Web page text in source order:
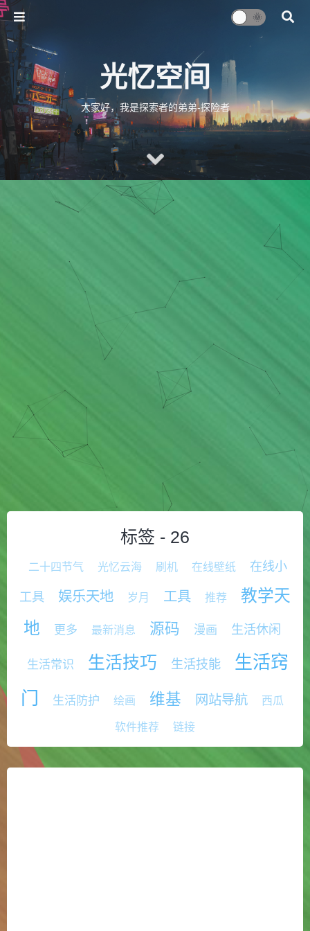
光忆空间
大家好，我是探索者的弟弟-探险者
标签 - 26
二十四节气 光忆云海 刷机 在线壁纸 在线小
工具 娱乐天地 岁月 工具 推荐
教学天
地
更多 最新消息 源码 漫画 生活休闲
生活常识 生活技巧 生活技能
生活窍
门
生活防护 绘画 维基 网站导航 西瓜
软件推荐 链接